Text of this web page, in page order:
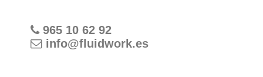
965 10 62 92
info@fluidwork.es